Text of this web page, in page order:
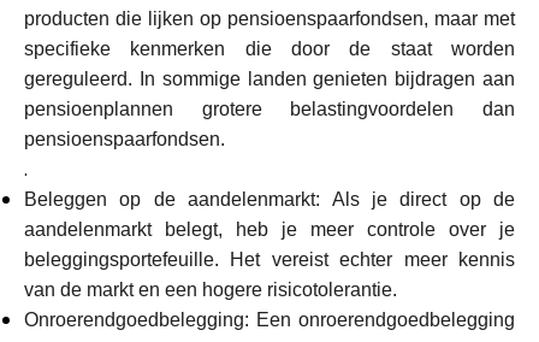
producten die lijken op pensioenspaarfondsen, maar met
specifieke kenmerken die door de staat worden
gereguleerd. In sommige landen genieten bijdragen aan
pensioenplannen grotere belastingvoordelen dan
pensioenspaarfondsen.
.
Beleggen op de aandelenmarkt: Als je direct op de
aandelenmarkt belegt, heb je meer controle over je
beleggingsportefeuille. Het vereist echter meer kennis
van de markt en een hogere risicotolerantie.
Onroerendgoedbelegging: Een onroerendgoedbelegging